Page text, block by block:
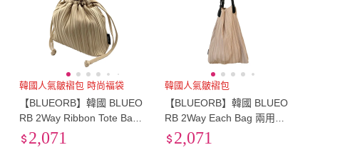
韓國人氣皺褶包 時尚褔袋
【BLUEORB】韓國 BLUEO
RB 2Way Ribbon Tote Bag
時尚褔袋造型托特包 肩背包
2,071
韓國人氣皺褶包
【BLUEORB】韓國 BLUEO
RB 2Way Each Bag 兩用皺
褶托特包 肩背包-內附收納袋
2,071